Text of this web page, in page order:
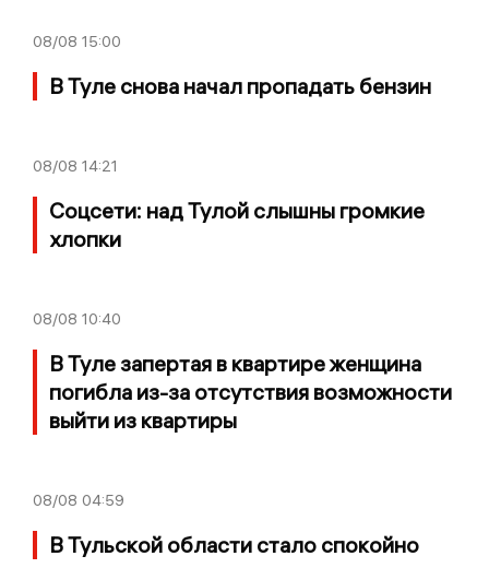
08/08 15:00
В Туле снова начал пропадать бензин
08/08 14:21
Соцсети: над Тулой слышны громкие
хлопки
08/08 10:40
В Туле запертая в квартире женщина
погибла из-за отсутствия возможности
выйти из квартиры
08/08 04:59
В Тульской области стало спокойно